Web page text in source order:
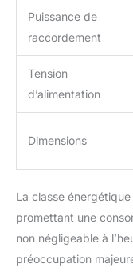
Puissance de
raccordement
Tension
d’alimentation
Dimensions
La classe
promettant une
non négligeable à
préoccupation